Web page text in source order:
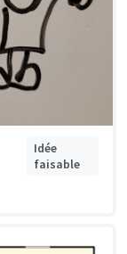
Idée
faisable